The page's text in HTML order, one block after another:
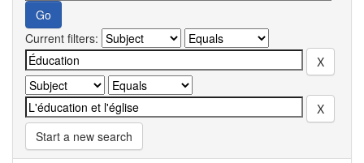
Current filters:
Start a new search